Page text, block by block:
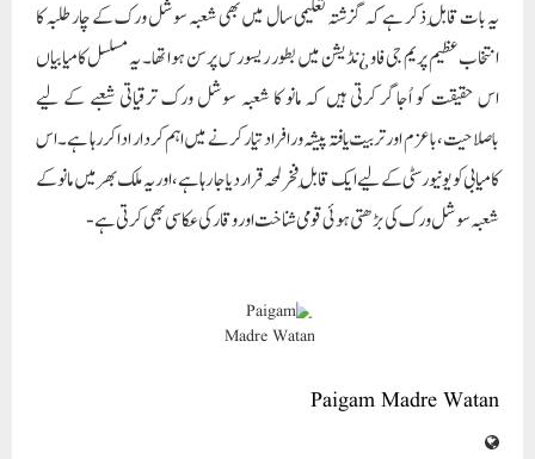
یہ بات قابلِ ذکر ہے کہ گزشتہ تعلیمی سال میں بھی شعبہ سوشل ورک کے چار طلبہ کا
انتخاب عظیم پریم جی فاو ¿نڈیشن میں بطور ریسورس پرسن ہوا تھا۔ یہ مسلسل کامیابیاں
اس حقیقت کو اُجاگر کرتی ہیں کہ مانو کا شعبہ سوشل ورک ترقیاتی شعبے کے لیے
باصلاحیت، باعزم اور تربیت یافتہ پیشہ ور افراد تیار کرنے میں اہم کردار ادا کر رہا ہے۔ اس
کامیابی کو یونیورسٹی کے لیے ایک قابلِ فخر لمحہ قرار دیا جا رہا ہے، اور یہ ملک بھر میں مانو کے
شعبہ سوشل ورک کی بڑھتی ہوئی قومی شناخت اور وقار کی عکاسی بھی کرتی ہے-
Paigam Madre Watan